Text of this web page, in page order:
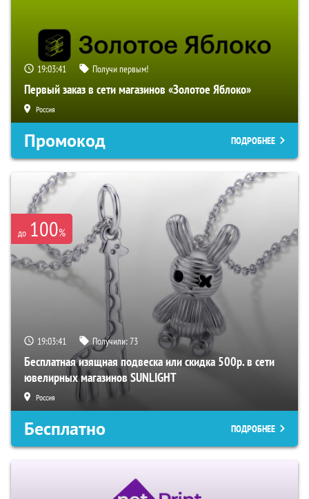
19:03:40 Получи первым!
Первый заказ в сети магазинов «Золотое Яблоко»
Россия
Промокод ПОДРОБНЕЕ
до 100%
19:03:40 Получили:73
Бесплатная изящная подвеска или скидка 500р. в сети
ювелирных магазинов SUNLIGHT
Россия
Бесплатно ПОДРОБНЕЕ